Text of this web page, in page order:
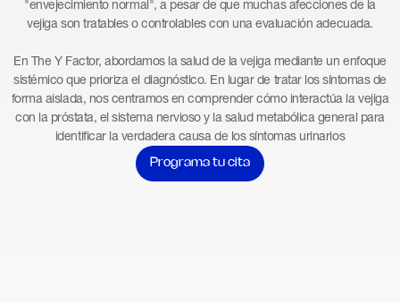
"envejecimiento normal", a pesar de que muchas afecciones de la
vejiga son tratables o controlables con una evaluación adecuada.
En The Y Factor, abordamos la salud de la vejiga mediante un enfoque
sistémico que prioriza el diagnóstico. En lugar de tratar los síntomas de
forma aislada, nos centramos en comprender cómo interactúa la vejiga
con la próstata, el sistema nervioso y la salud metabólica general para
identificar la verdadera causa de los síntomas urinarios
Programa tu cita